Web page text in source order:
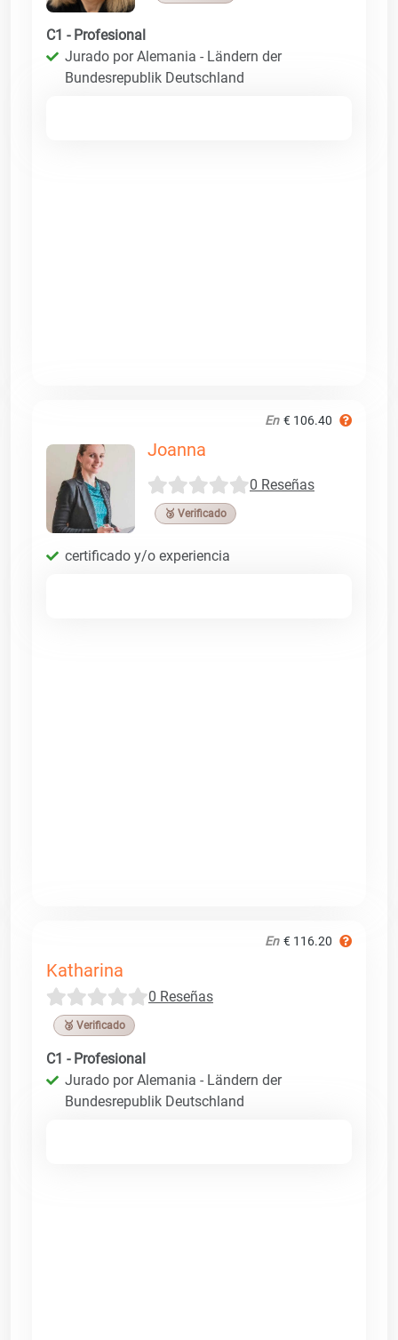
C1 - Profesional
Jurado por Alemania - Ländern der
Bundesrepublik Deutschland
En € 106.40
Joanna
0 Reseñas
🥉 Verificado
certificado y/o experiencia
En € 116.20
Katharina
0 Reseñas
🥉 Verificado
C1 - Profesional
Jurado por Alemania - Ländern der
Bundesrepublik Deutschland